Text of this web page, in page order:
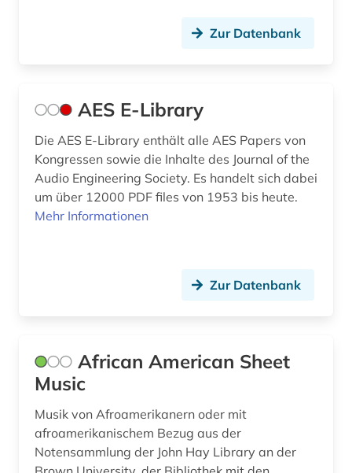
digitale musikalien (3)
digitale noten (6)
digitale noten (2)
digitalisat (1)
doria pamphili (1)
Zur Datenbank
AES E-Library
Die AES E-Library enthält alle AES Papers von
Kongressen sowie die Inhalte des Journal of the
Audio Engineering Society. Es handelt sich dabei
um über 12000 PDF files von 1953 bis heute.
Mehr Informationen
Zur Datenbank
African American Sheet
Music
Musik von Afroamerikanern oder mit
afroamerikanischem Bezug aus der
Notensammlung der John Hay Library an der